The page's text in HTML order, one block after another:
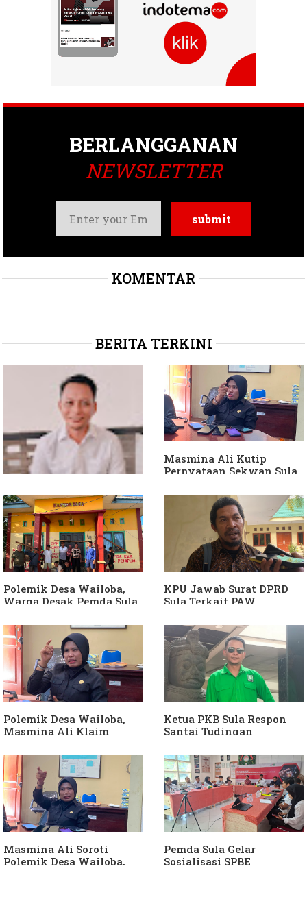
BERLANGGANAN
NEWSLETTER
KOMENTAR
BERITA TERKINI
Dituding Jadikan
Bendahara Desa Wailoba
sebagai "ATM Berjalan",
Armin Soamole: Harus
Dibuktikan
Masmina Ali Kutip
Pernyataan Sekwan Sula,
Diduga Jadikan
Keponakan "ATM
Berjalan"
Polemik Desa Wailoba,
Warga Desak Pemda Sula
APH Usut Dugaan
Penyimpangan Dana Desa
KPU Jawab Surat DPRD
Sula Terkait PAW
Hanura
Polemik Desa Wailoba,
Masmina Ali Klaim
Keterlibatan Ketua PKB
Sula
Ketua PKB Sula Respon
Santai Tudingan
Dia Kangen Saya
Masmina Ali Soroti
Polemik Desa Wailoba,
Pemda Sula Gelar
Sosialisasi SPBE